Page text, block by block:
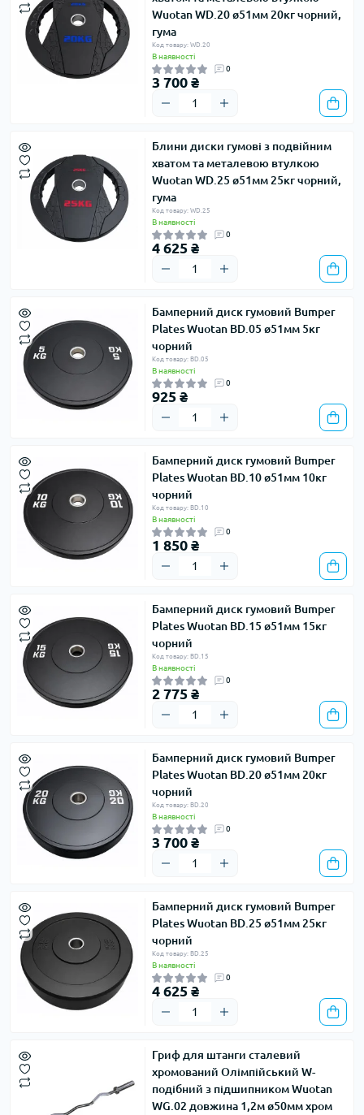
Wuotan WD.20 ø51мм 20кг чорний,
гума
Код товару: WD.20
В наявності
0
3 700 ₴
Блини диски гумові з подвійним
хватом та металевою втулкою
Wuotan WD.25 ø51мм 25кг чорний,
гума
Код товару: WD.25
В наявності
0
4 625 ₴
Бамперний диск гумовий Bumper
Plates Wuotan BD.05 ø51мм 5кг
чорний
Код товару: BD.05
В наявності
0
925 ₴
Бамперний диск гумовий Bumper
Plates Wuotan BD.10 ø51мм 10кг
чорний
Код товару: BD.10
В наявності
0
1 850 ₴
Бамперний диск гумовий Bumper
Plates Wuotan BD.15 ø51мм 15кг
чорний
Код товару: BD.15
В наявності
0
2 775 ₴
Бамперний диск гумовий Bumper
Plates Wuotan BD.20 ø51мм 20кг
чорний
Код товару: BD.20
В наявності
0
3 700 ₴
Бамперний диск гумовий Bumper
Plates Wuotan BD.25 ø51мм 25кг
чорний
Код товару: BD.25
В наявності
0
4 625 ₴
Гриф для штанги сталевий
хромований Олімпійський W-
подібний з підшипником Wuotan
WG.02 довжина 1,2м ø50мм хром